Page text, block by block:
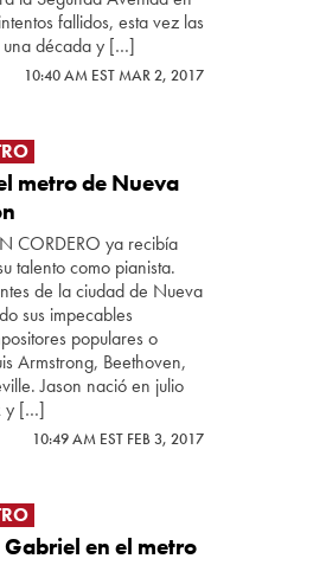
fallidos, esta vez las
una década y […]
10:40 AM EST MAR 2, 2017
metro de Nueva
CORDERO ya recibía
talento como pianista.
de la ciudad de Nueva
sus impecables
populares o
Armstrong, Beethoven,
Jason nació en julio
y […]
10:49 AM EST FEB 3, 2017
en el metro